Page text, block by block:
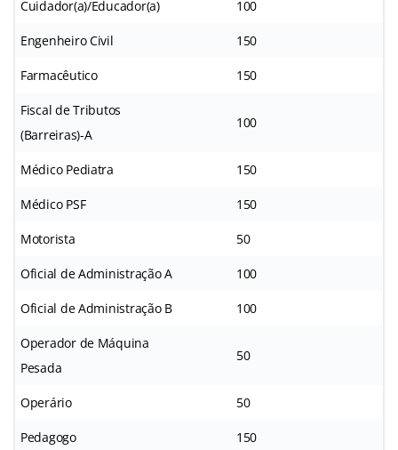
Cuidador(a)/Educador(a) 100
Engenheiro Civil 150
Farmacêutico 150
Fiscal de Tributos
(Barreiras)-A
100
Médico Pediatra 150
Médico PSF 150
Motorista 50
Oficial de Administração A 100
Oficial de Administração B 100
Operador de Máquina
Pesada
50
Operário 50
Pedagogo 150